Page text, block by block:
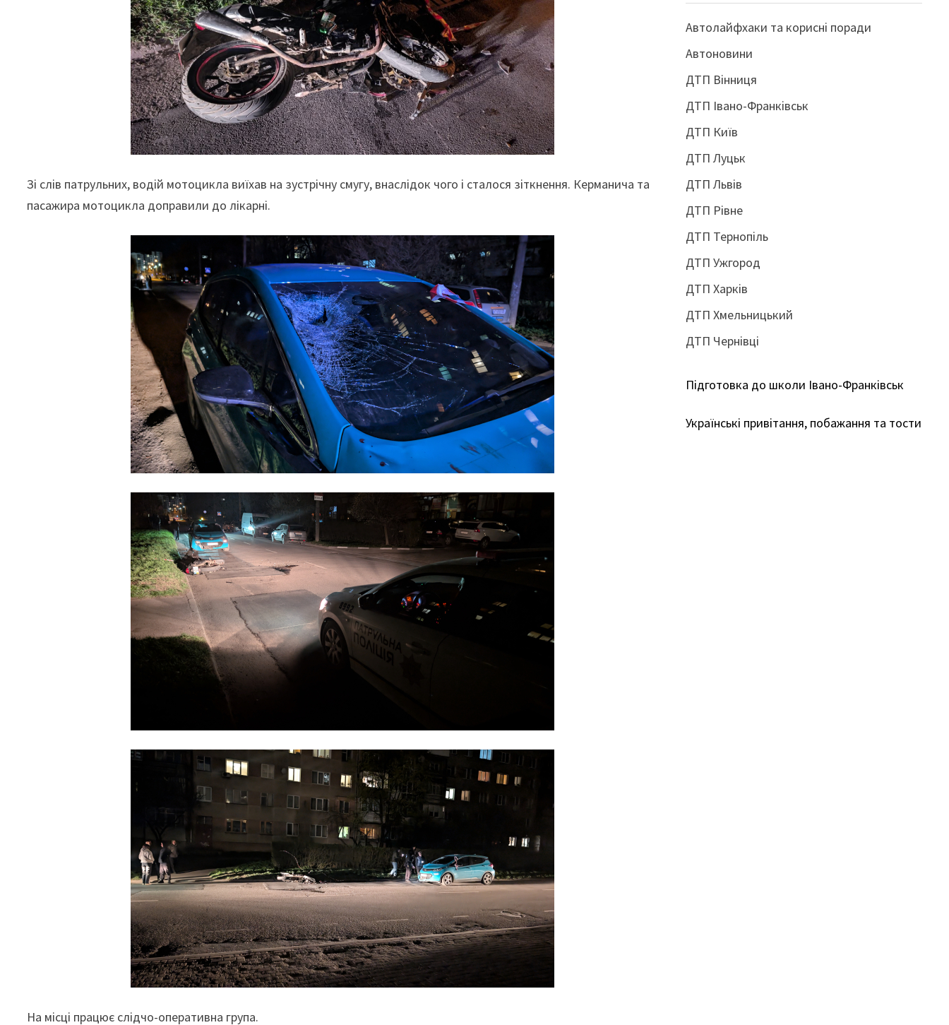
Зі слів патрульних, водій мотоцикла виїхав на зустрічну смугу, внаслідок чого і сталося зіткнення. Керманича та
пасажира мотоцикла доправили до лікарні.
На місці працює слідчо-оперативна група.
Автолайфхаки та корисні поради
Автоновини
ДТП Вінниця
ДТП Івано-Франківськ
ДТП Київ
ДТП Луцьк
ДТП Львів
ДТП Рівне
ДТП Тернопіль
ДТП Ужгород
ДТП Харків
ДТП Хмельницький
ДТП Чернівці
Підготовка до школи Івано-Франківськ
Українські привітання, побажання та тости